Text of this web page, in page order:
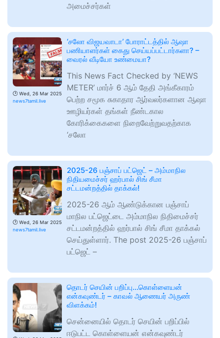
அமைச்சர்கள்
🕑 Wed, 26 Mar 2025
news7tamil.live
‘சலோ விஜயவாடா’ போராட்டத்தில் ஆஷா
பணியாளர்கள் கைது செய்யப்பட்டார்களா? –
வைரல் வீடியோ உண்மையா?
This News Fact Checked by ‘NEWS
METER’ மார்ச் 6 ஆம் தேதி அங்கீகாரம்
பெற்ற சமூக சுகாதார ஆர்வலர்களான ஆஷா
ஊழியர்கள் தங்கள் நீண்டகால
கோரிக்கைகளை நிறைவேற்றுவதற்காக
‘சலோ
🕑 Wed, 26 Mar 2025
news7tamil.live
2025-26 பஞ்சாப் பட்ஜெட் – அம்மாநில
நிதியமைச்சர் ஹர்பால் சிங் சீமா
சட்டமன்றத்தில் தாக்கல்!
2025-26 ஆம் ஆண்டுக்கான பஞ்சாப்
மாநில பட்ஜெட்டை அம்மாநில நிதிமைச்சர்
சட்டமன்றத்தில் ஹர்பால் சிங் சீமா தாக்கல்
செய்துள்ளார். The post 2025-26 பஞ்சாப்
பட்ஜெட் –
தொடர் செயின் பறிப்பு…கொள்ளையன்
என்கவுண்டர் – காவல் ஆணையர் அருண்
விளக்கம்!
சென்னையில் தொடர் செயின் பறிப்பில்
ஈடுபட்ட கொள்ளையன் என்கவுண்டர்